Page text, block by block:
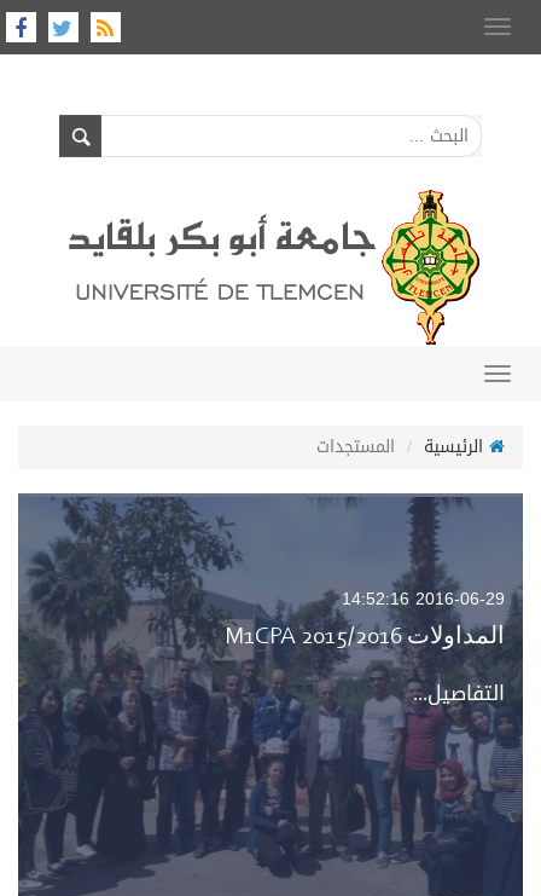
Toggle
navigation
Toggle
الرئيسية
المستجدات
2016-06-29 14:52:16
المداولات M1CPA 2015/2016
التفاصيل...